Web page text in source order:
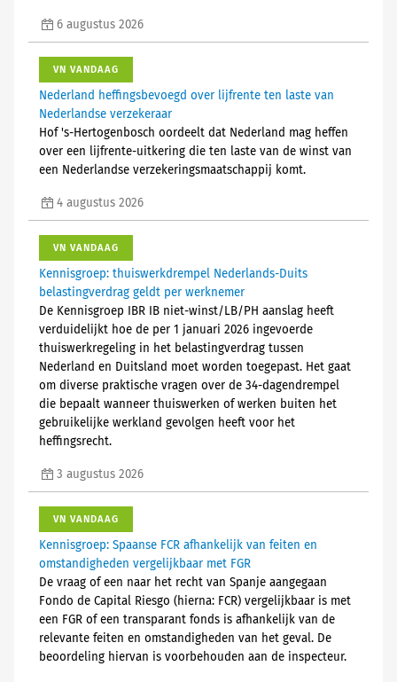
6 augustus 2026
VN VANDAAG
Nederland heffingsbevoegd over lijfrente ten laste van
Nederlandse verzekeraar
Hof 's-Hertogenbosch oordeelt dat Nederland mag heffen
over een lijfrente-uitkering die ten laste van de winst van
een Nederlandse verzekeringsmaatschappij komt.
4 augustus 2026
VN VANDAAG
Kennisgroep: thuiswerkdrempel Nederlands-Duits
belastingverdrag geldt per werknemer
De Kennisgroep IBR IB niet-winst/LB/PH aanslag heeft
verduidelijkt hoe de per 1 januari 2026 ingevoerde
thuiswerkregeling in het belastingverdrag tussen
Nederland en Duitsland moet worden toegepast. Het gaat
om diverse praktische vragen over de 34-dagendrempel
die bepaalt wanneer thuiswerken of werken buiten het
gebruikelijke werkland gevolgen heeft voor het
heffingsrecht.
3 augustus 2026
VN VANDAAG
Kennisgroep: Spaanse FCR afhankelijk van feiten en
omstandigheden vergelijkbaar met FGR
De vraag of een naar het recht van Spanje aangegaan
Fondo de Capital Riesgo (hierna: FCR) vergelijkbaar is met
een FGR of een transparant fonds is afhankelijk van de
relevante feiten en omstandigheden van het geval. De
beoordeling hiervan is voorbehouden aan de inspecteur.